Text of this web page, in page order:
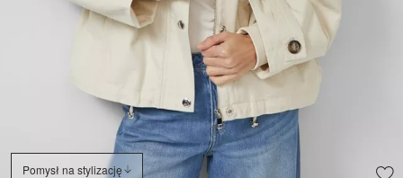
Pomysł na stylizację